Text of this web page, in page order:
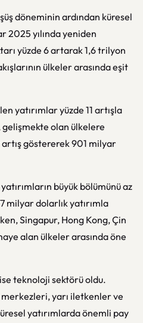
döneminin ardından küresel
2025 yılında yeniden
yüzde 6 artarak 1,6 trilyon
ülkeler arasında eşit
yatırımlar yüzde 11 artışla
olan ülkelere
artış göstererek 901 milyar
büyük bölümünü az
milyar dolarlık yatırımla
Singapur, Hong Kong, Çin
alan ülkeler arasında öne
teknoloji sektörü oldu.
yarı iletkenler ve
yatırımlarda önemli pay